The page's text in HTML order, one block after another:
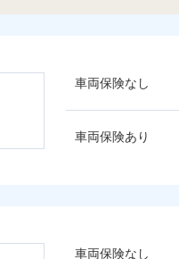
車両保険なし
車両保険あり
車両保険なし